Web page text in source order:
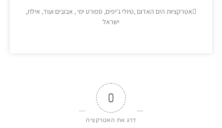
אטרקציות הים האדום ,טיולי ג'יפים, ספורט ימי , אבובים ועוד, אילת,
דרג את האטרקציה